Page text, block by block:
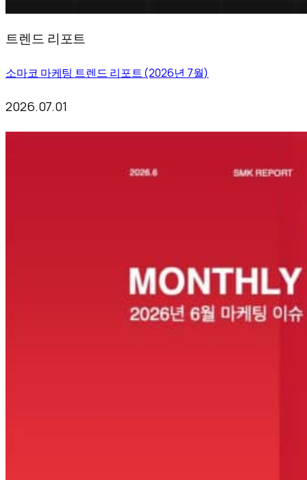
트렌드 리포트
소마코 마케팅 트렌드 리포트 (2026년 7월)
2026.07.01